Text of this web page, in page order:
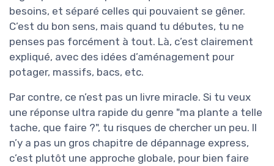
besoins, et séparé celles qui pouvaient se gêner.
C’est du bon sens, mais quand tu débutes, tu ne
penses pas forcément à tout. Là, c’est clairement
expliqué, avec des idées d’aménagement pour
potager, massifs, bacs, etc.
Par contre, ce n’est pas un livre miracle. Si tu veux
une réponse ultra rapide du genre "ma plante a telle
tache, que faire ?", tu risques de chercher un peu. Il
n’y a pas un gros chapitre de dépannage express,
c’est plutôt une approche globale, pour bien faire